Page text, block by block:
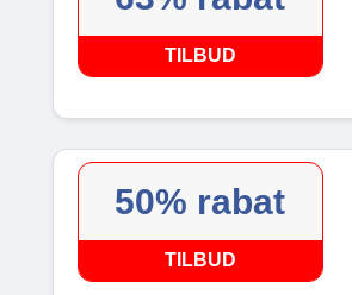
TILBUD
50% rabat
TILBUD